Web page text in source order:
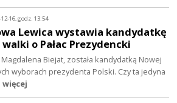
12-16, godz. 13:54
Lewica wystawia kandydatkę
walki o Pałac Prezydencki
Biejat, została kandydatką Nowej
wyborach prezydenta Polski. Czy ta jedyna
więcej